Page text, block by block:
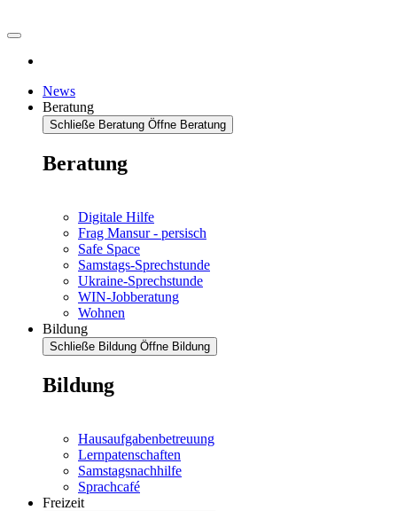
News
Beratung
Schließe Beratung Öffne Beratung
Beratung
Digitale Hilfe
Frag Mansur - persisch
Safe Space
Samstags-Sprechstunde
Ukraine-Sprechstunde
WIN-Jobberatung
Wohnen
Bildung
Schließe Bildung Öffne Bildung
Bildung
Hausaufgabenbetreuung
Lernpatenschaften
Samstagsnachhilfe
Sprachcafé
Freizeit